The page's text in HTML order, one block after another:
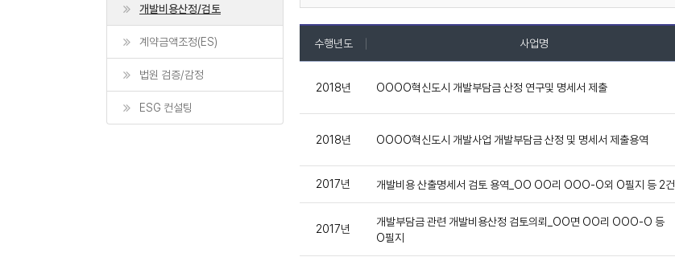
개발비용산정/검토
계약금액조정(ES)
법원 검증/감정
ESG 컨설팅
수행년도 사업명
2018년 OOOO혁신도시 개발부담금 산정 연구및 명세서 제출
2018년 OOOO혁신도시 개발사업 개발부담금 산정 및 명세서 제출용역
2017년 개발비용 산출명세서 검토 용역_OO OO리 OOO-O외 O필지 등 2건
2017년
개발부담금 관련 개발비용산정 검토의뢰_OO면 OO리 OOO-O 등
O필지